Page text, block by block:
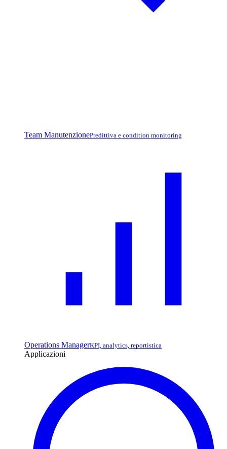
Team ManutenzionePredittiva e condition monitoring
Operations ManagerKPI, analytics, reportistica
Applicazioni